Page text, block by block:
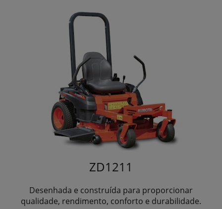
ZD1211
Desenhada e construída para proporcionar
qualidade, rendimento, conforto e durabilidade.